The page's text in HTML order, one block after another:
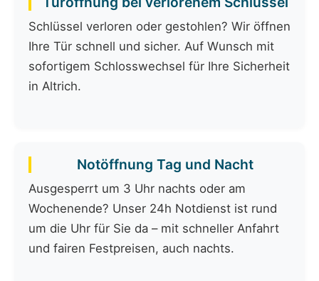
Schlüssel verloren oder gestohlen? Wir öffnen
Ihre Tür schnell und sicher. Auf Wunsch mit
sofortigem Schlosswechsel für Ihre Sicherheit
in Altrich.
Notöffnung Tag und Nacht
Ausgesperrt um 3 Uhr nachts oder am
Wochenende? Unser 24h Notdienst ist rund
um die Uhr für Sie da – mit schneller Anfahrt
und fairen Festpreisen, auch nachts.